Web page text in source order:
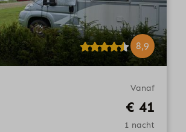
8,9
Vanaf
€ 41
1 nacht